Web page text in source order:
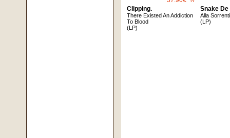
Clipping.
There Existed An Addiction
To Blood
(LP)
Snake De
Alla
(LP)